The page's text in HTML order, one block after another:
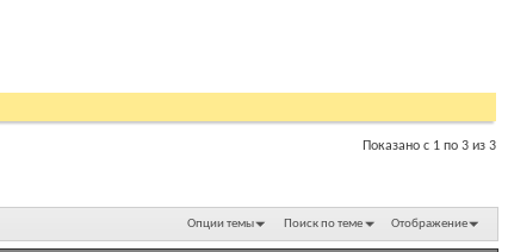
Показано с 1 по 3 из 3
Опции темы Поиск по теме Отображение